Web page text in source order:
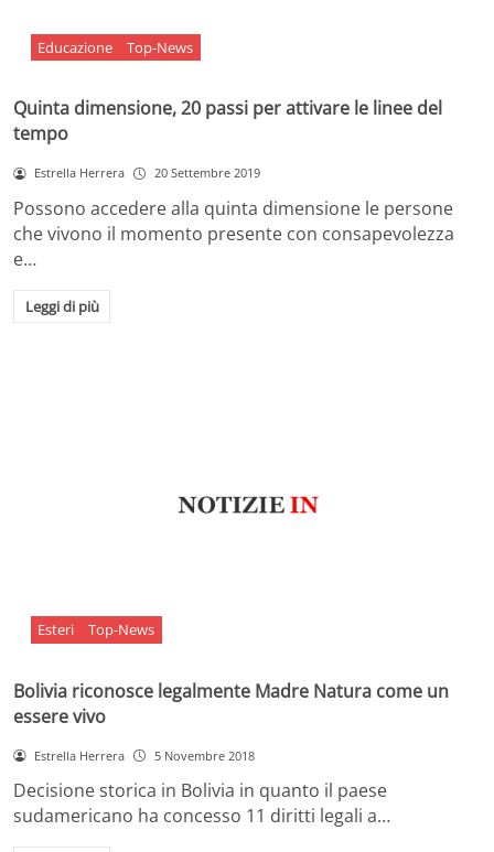
Educazione Top-News
Quinta dimensione, 20 passi per attivare le linee del
tempo
Estrella Herrera 20 Settembre 2019
Possono accedere alla quinta dimensione le persone
che vivono il momento presente con consapevolezza
e…
Leggi di più
Esteri Top-News
Bolivia riconosce legalmente Madre Natura come un
essere vivo
Estrella Herrera 5 Novembre 2018
Decisione storica in Bolivia in quanto il paese
sudamericano ha concesso 11 diritti legali a…